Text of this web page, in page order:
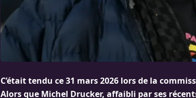
C’était tendu ce 31 mars 2026 lors de la
Alors que Michel Drucker, affaibli par ses